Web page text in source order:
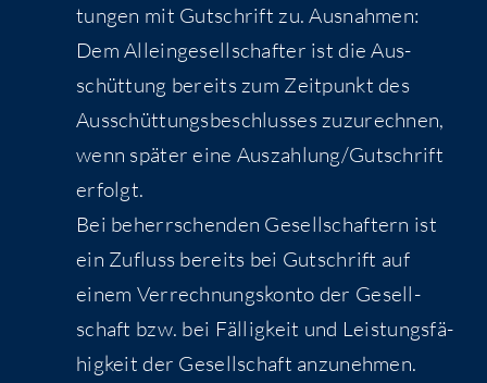
tun­gen mit Gut­schrift zu. Aus­nah­men:
Dem Allein­ge­sell­schaf­ter ist die Aus­
schüt­tung bereits zum Zeit­punkt des
Aus­schüt­tungs­be­schlus­ses zuzu­rech­nen,
wenn spä­ter eine Auszahlung/​Gutschrift
erfolgt.
Bei beherr­schen­den Gesell­schaf­tern ist
ein Zufluss bereits bei Gut­schrift auf
einem Ver­rech­nungs­kon­to der Gesell­
schaft bzw. bei Fäl­lig­keit und Leis­tungs­fä­
hig­keit der Gesell­schaft anzunehmen.